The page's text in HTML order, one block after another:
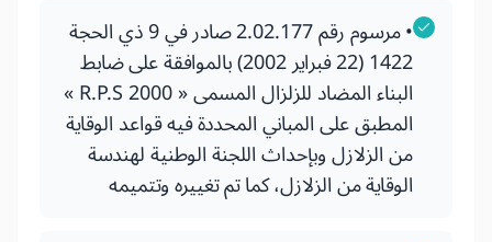
• مرسوم رقم 2.02.177 صادر في 9 ذي الحجة
1422 (22 فبراير 2002) بالموافقة على ضابط
البناء المضاد للزلزال المسمى « R.P.S 2000 »
المطبق على المباني المحددة فيه قواعد الوقاية
من الزلازل وبإحداث اللجنة الوطنية لهندسة
الوقاية من الزلازل، كما تم تغييره وتتميمه